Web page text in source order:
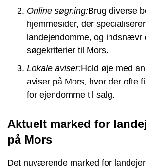
Online søgning:Brug diverse
hjemmesider, der
landejendomme, og indsnævr
søgekriterier til Mors.
Lokale aviser:Hold øje med
aviser på Mors, hvor der ofte
for ejendomme til salg.
Aktuelt marked for
på Mors
Det nuværende marked for